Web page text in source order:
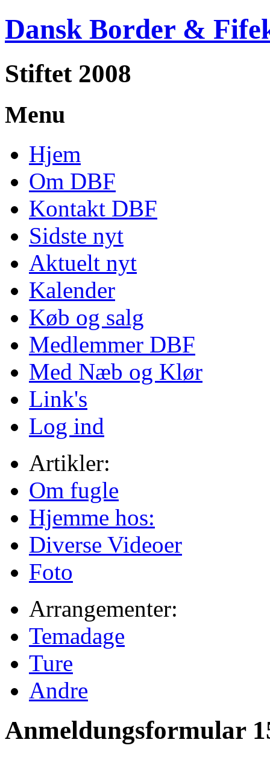
Dansk Border &
Stiftet 2008
Menu
Hjem
Om DBF
Kontakt DBF
Sidste nyt
Aktuelt nyt
Kalender
Køb og salg
Medlemmer DBF
Med Næb og Klør
Link's
Log ind
Artikler:
Om fugle
Hjemme hos:
Diverse Videoer
Foto
Arrangementer:
Temadage
Ture
Andre
Anmeldungsformular